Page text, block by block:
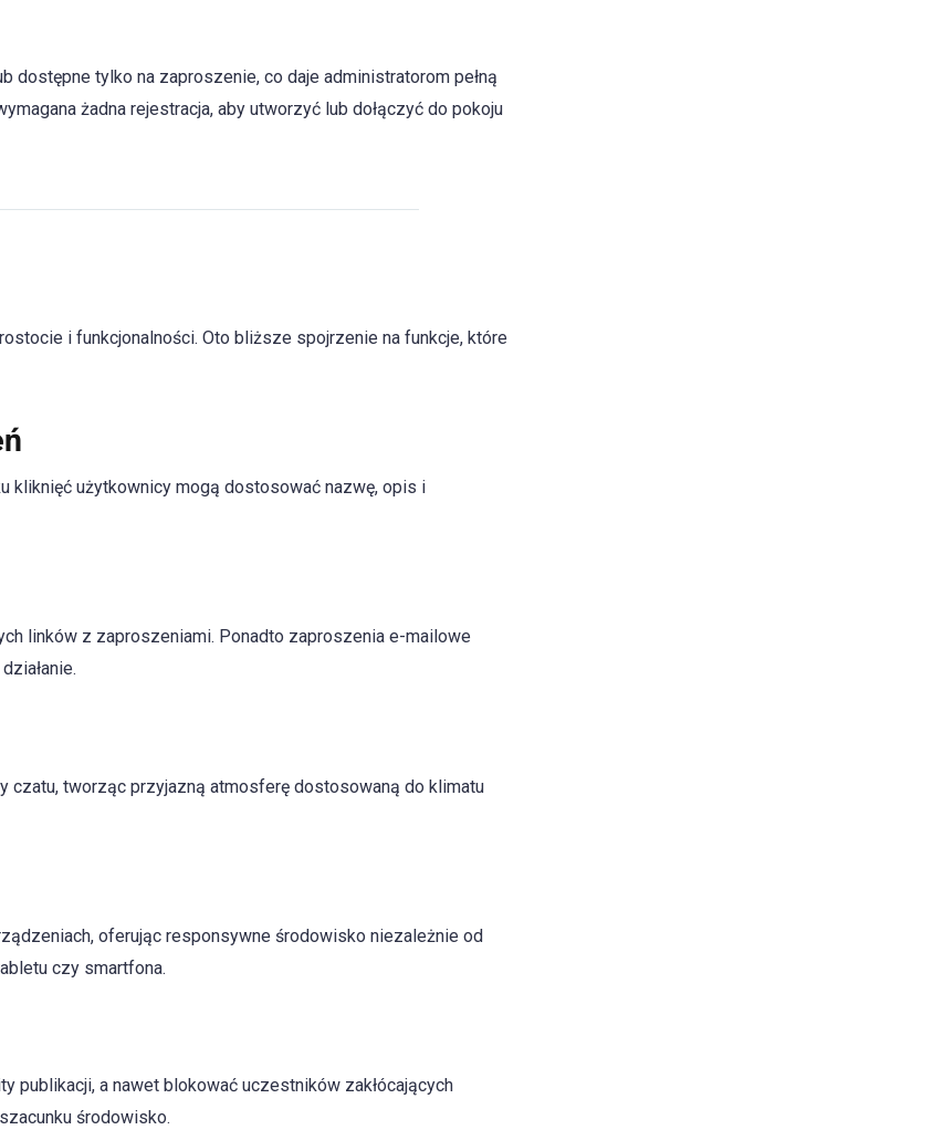
dostępne tylko na zaproszenie, co daje administratorom pełną
żadna rejestracja, aby utworzyć lub dołączyć do pokoju
i funkcjonalności. Oto bliższe spojrzenie na funkcje, które
kliknięć użytkownicy mogą dostosować nazwę, opis i
linków z zaproszeniami. Ponadto zaproszenia e-mailowe
czatu, tworząc przyjazną atmosferę dostosowaną do klimatu
oferując responsywne środowisko niezależnie od
czy smartfona.
publikacji, a nawet blokować uczestników zakłócających
środowisko.